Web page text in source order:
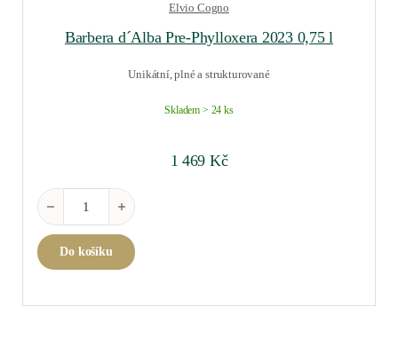
Elvio Cogno
Barbera d´Alba Pre-Phylloxera 2023 0,75 l
Unikátní, plné a strukturované
Skladem > 24 ks
1 469 Kč
Barbera d´Alba Pre-Phylloxera 2023 0,75 l množství
Do košíku